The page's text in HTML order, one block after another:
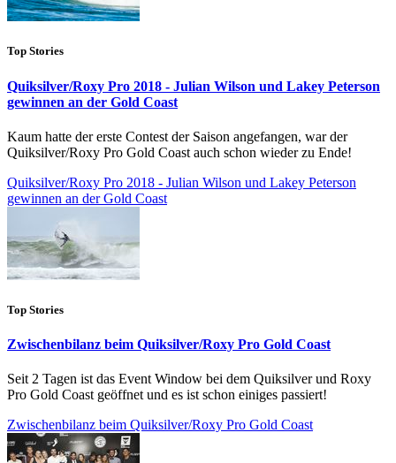
Top Stories
Quiksilver/Roxy Pro 2018 - Julian Wilson und Lakey Peterson
gewinnen an der Gold Coast
Kaum hatte der erste Contest der Saison angefangen, war der
Quiksilver/Roxy Pro Gold Coast auch schon wieder zu Ende!
Quiksilver/Roxy Pro 2018 - Julian Wilson und Lakey Peterson
gewinnen an der Gold Coast
Top Stories
Zwischenbilanz beim Quiksilver/Roxy Pro Gold Coast
Seit 2 Tagen ist das Event Window bei dem Quiksilver und Roxy
Pro Gold Coast geöffnet und es ist schon einiges passiert!
Zwischenbilanz beim Quiksilver/Roxy Pro Gold Coast